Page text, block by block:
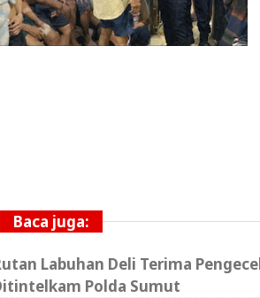
Baca juga:
Labuhan Deli Terima
Polda Sumut